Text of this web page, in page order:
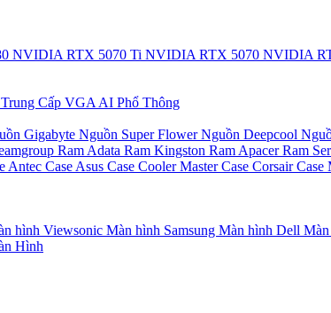
NVIDIA RTX 5070 Ti NVIDIA RTX 5070 NVIDIA
Cấp VGA AI Phổ Thông
Gigabyte Nguồn Super FlowerNguồn Deepcool
Ram Adata Ram Kingston Ram ApacerRam
Antec Case Asus Case Cooler MasterCase CorsairCase
hình Viewsonic Màn hình Samsung Màn hình Dell
Hình